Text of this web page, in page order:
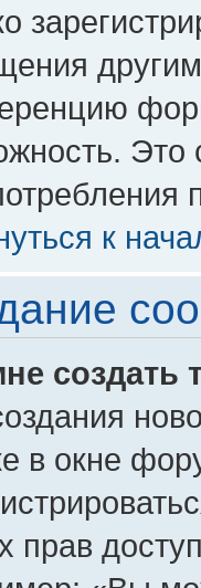
Это
к
в окне
прав